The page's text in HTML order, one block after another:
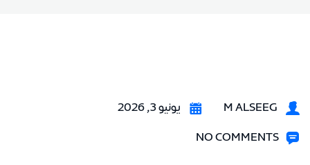
M ALSEEG يونيو 3, 2026
NO COMMENTS